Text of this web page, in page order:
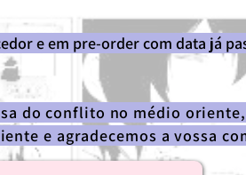
e em pre-order com data já
do conflito no médio
e agradecemos a vossa